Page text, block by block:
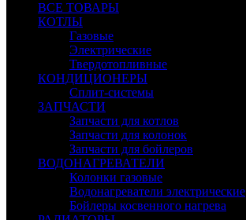
ВСЕ ТОВАРЫ
КОТЛЫ
Газовые
Электрические
Твердотопливные
КОНДИЦИОНЕРЫ
Сплит-системы
ЗАПЧАСТИ
Запчасти для котлов
Запчасти для колонок
Запчасти для бойлеров
ВОДОНАГРЕВАТЕЛИ
Колонки газовые
Водонагреватели электрические
Бойлеры косвенного нагрева